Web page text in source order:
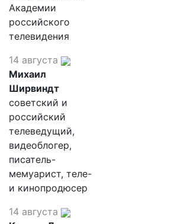
Академии
российского
телевидения
14 августа
Михаил
Ширвиндт
советский и
российский
телеведущий,
видеоблогер,
писатель-
мемуарист, теле-
и кинопродюсер
14 августа